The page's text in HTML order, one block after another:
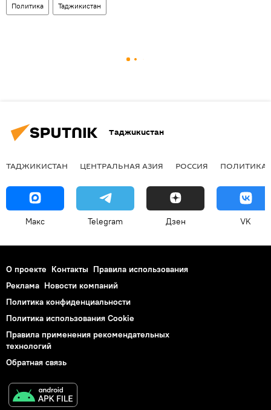
Политика Таджикистан
Таджикистан
ТАДЖИКИСТАН ЦЕНТРАЛЬНАЯ АЗИЯ РОССИЯ ПОЛИТИКА
Макс Telegram Дзен VK
О проекте Контакты Правила использования
Реклама Новости компаний
Политика конфиденциальности
Политика использования Cookie
Правила применения рекомендательных
технологий
Обратная связь